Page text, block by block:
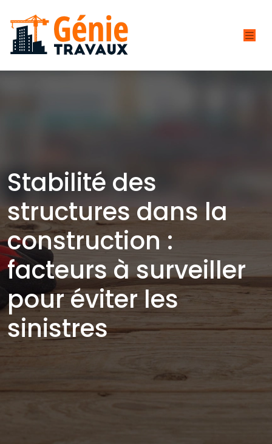
Stabilité des
structures dans la
construction :
facteurs à surveiller
pour éviter les
sinistres